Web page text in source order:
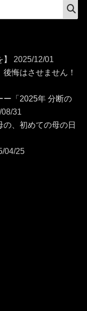
2025/12/01
悔はさせません！
ー「2025年 分断の
31
、初めての母の日
04/25